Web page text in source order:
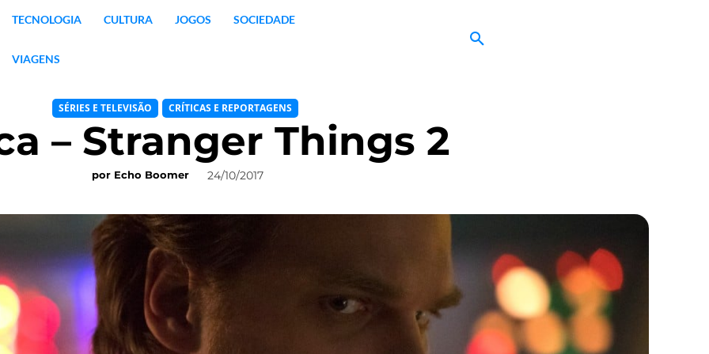
TECNOLOGIA CULTURA JOGOS SOCIEDADE
VIAGENS
SÉRIES E TELEVISÃO CRÍTICAS E REPORTAGENS
– Stranger Things 2
por Echo Boomer 24/10/2017